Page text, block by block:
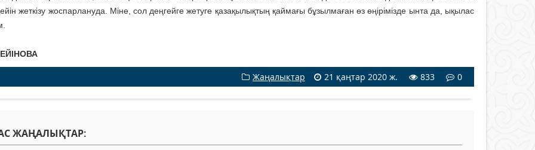
жеткізу жоспарлануда. Міне, сол деңгейге жетуге қазақылықтың қаймағы бұзылмаған өз өңірімізде ынта да, ықылас
Жаңалықтар 21 қаңтар 2020 ж. 833 0
ЖАҢАЛЫҚТАР: